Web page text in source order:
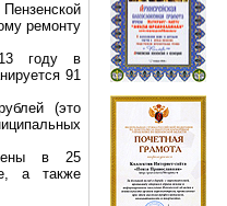
ремонту
году в
91
(это
в 25
а также